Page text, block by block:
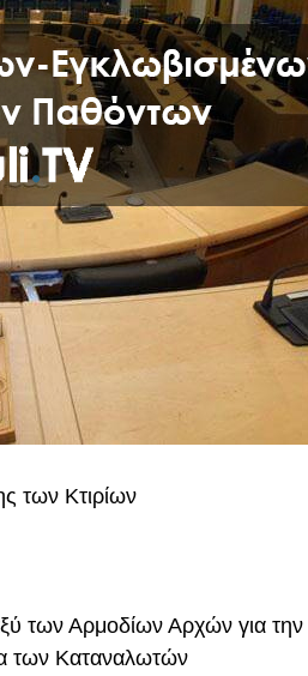
των Κτιρίων
των Αρμοδίων Αρχών για την
των Καταναλωτών